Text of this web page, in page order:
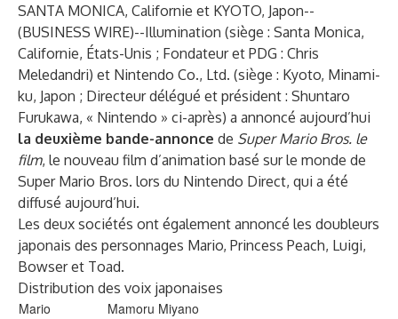
SANTA MONICA, Californie et KYOTO, Japon--
(BUSINESS WIRE)--Illumination (siège : Santa Monica,
Californie, États-Unis ; Fondateur et PDG : Chris
Meledandri) et Nintendo Co., Ltd. (siège : Kyoto, Minami-
ku, Japon ; Directeur délégué et président : Shuntaro
Furukawa, « Nintendo » ci-après) a annoncé aujourd’hui
la deuxième bande-annonce de Super Mario Bros. le
film, le nouveau film d’animation basé sur le monde de
Super Mario Bros. lors du Nintendo Direct, qui a été
diffusé aujourd’hui.
Les deux sociétés ont également annoncé les doubleurs
japonais des personnages Mario, Princess Peach, Luigi,
Bowser et Toad.
Distribution des voix japonaises
Mario
Mamoru Miyano